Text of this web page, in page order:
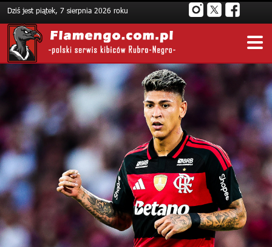
Dziś jest piątek, 7 sierpnia 2026 roku